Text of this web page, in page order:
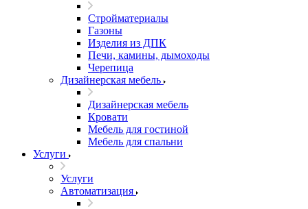
Стройматериалы
Газоны
Изделия из ДПК
Печи, камины, дымоходы
Черепица
Дизайнерская мебель
Дизайнерская мебель
Кровати
Мебель для гостиной
Мебель для спальни
Услуги
Услуги
Автоматизация